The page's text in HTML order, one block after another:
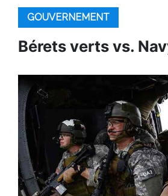
GOUVERNEMENT
Bérets verts vs.